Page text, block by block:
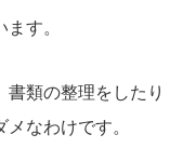
す。
類の整理をしたり
なわけです。